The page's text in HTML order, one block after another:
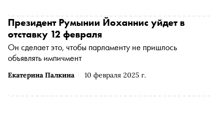
Екатерина Палкина 10 февраля 2025 г.
Президент Румынии Йоханнис уйдет в
отставку 12 февраля
Он сделает это, чтобы парламенту не пришлось
объявлять импичмент